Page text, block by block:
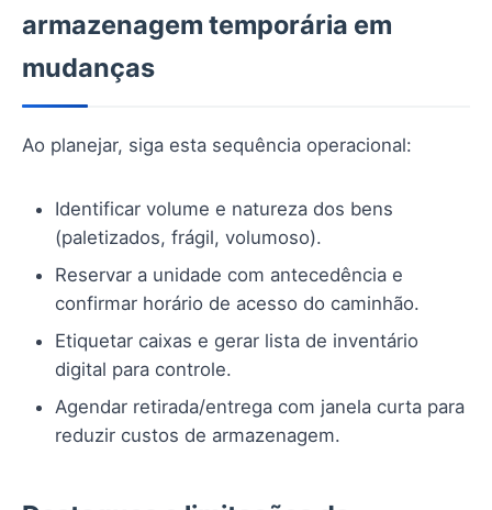
armazenagem temporária em
mudanças
Ao planejar, siga esta sequência operacional:
Identificar volume e natureza dos bens
(paletizados, frágil, volumoso).
Reservar a unidade com antecedência e
confirmar horário de acesso do caminhão.
Etiquetar caixas e gerar lista de inventário
digital para controle.
Agendar retirada/entrega com janela curta para
reduzir custos de armazenagem.